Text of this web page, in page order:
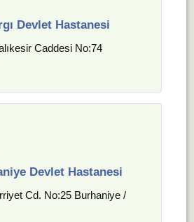
Devlet Hastanesi
Caddesi No:74
Devlet Hastanesi
Cd. No:25 Burhaniye /